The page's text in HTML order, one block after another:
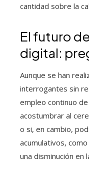
cantidad sobre la
El futuro
digital:
Aunque se han
interrogantes sin
empleo continuo
acostumbrar al
o si, en cambio,
acumulativos,
una disminución en